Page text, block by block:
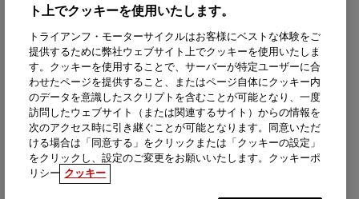
ト上でクッキーを使用いたします。
トライアンフ・モーターサイクルはお客様にベストな体験をご
提供するために弊社ウェブサイト上でクッキーを使用いたしま
す。クッキーを使用することで、サーバーが特定ユーザーに合
わせたページを提供すること、またはページ自体にクッキー内
のデータを意識したスクリプトを含むことが可能となり、一度
訪問したウェブサイト（または関連するサイト）からの情報を
次のアクセス時に引き継ぐことが可能となります。同意いただ
ける場合は「同意する」をクリックまたは「クッキーの設定」
をクリックし、設定のご変更をお願いいたします。クッキーポ
リシー クッキー